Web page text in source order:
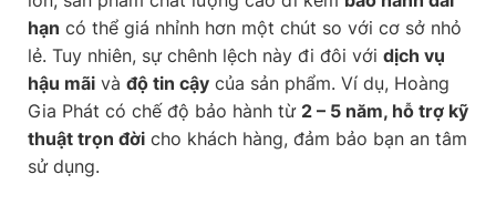
hạn có thể giá nhỉnh hơn một chút so với cơ sở nhỏ
lẻ. Tuy nhiên, sự chênh lệch này đi đôi với dịch vụ
hậu mãi và độ tin cậy của sản phẩm. Ví dụ, Hoàng
Gia Phát có chế độ bảo hành từ 2 – 5 năm, hỗ trợ kỹ
thuật trọn đời cho khách hàng, đảm bảo bạn an tâm
sử dụng.